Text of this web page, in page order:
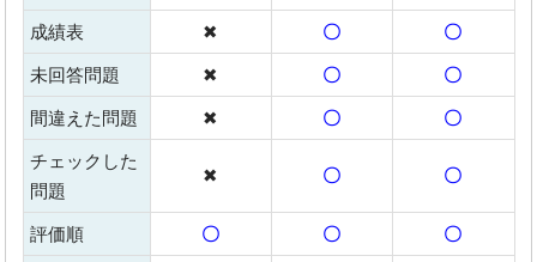
成績表 ✖ 〇 〇
未回答問題 ✖ 〇 〇
間違えた問題 ✖ 〇 〇
チェックした
問題
✖ 〇 〇
評価順 〇 〇 〇